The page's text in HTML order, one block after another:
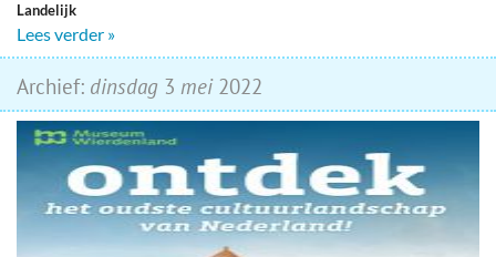
Landelijk
Lees verder »
Archief: dinsdag 3 mei2022